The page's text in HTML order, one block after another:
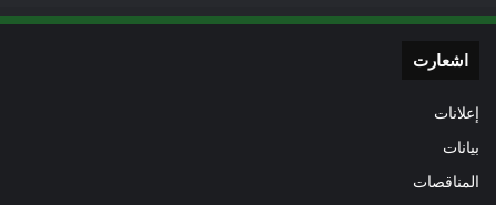
اشعارت
إعلانات
بيانات
المناقصات